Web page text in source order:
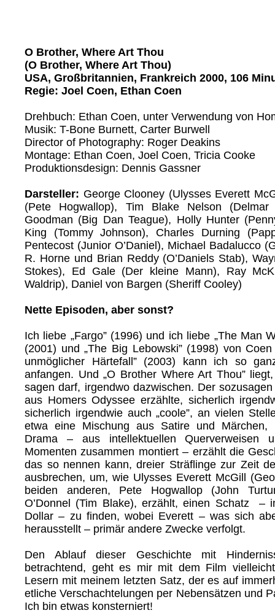
O Brother, Where Art Thou
(O Brother, Where Art Thou)
USA, Großbritannien, Frankreich 2000, 106
Regie: Joel Coen, Ethan Coen
Drehbuch: Ethan Coen, unter Verwendung von
Musik: T-Bone Burnett, Carter Burwell
Director of Photography: Roger Deakins
Montage: Ethan Coen, Joel Coen, Tricia Cooke
Produktionsdesign: Dennis Gassner
Darsteller: George Clooney (Ulysses Everett
(Pete Hogwallop), Tim Blake Nelson (Delmar
Goodman (Big Dan Teague), Holly Hunter
King (Tommy Johnson), Charles Durning
Pentecost (Junior O’Daniel), Michael Badalucco
R. Horne und Brian Reddy (O’Daniels Stab),
Stokes), Ed Gale (Der kleine Mann), Ray
Waldrip), Daniel von Bargen (Sheriff Cooley)
Nette Episoden, aber sonst?
Ich liebe „Fargo” (1996) und ich liebe „The Man
(2001) und „The Big Lebowski” (1998) von
unmöglicher Härtefall” (2003) kann ich so
anfangen. Und „O Brother Where Art Thou”
sagen darf, irgendwo dazwischen. Der
aus Homers Odyssee erzählte, sicherlich
sicherlich irgendwie auch „coole”, an vielen
etwa eine Mischung aus Satire und Märchen,
Drama – aus intellektuellen Querverweisen
Momenten zusammen montiert – erzählt die
das so nennen kann, dreier Sträflinge zur Zeit
ausbrechen, um, wie Ulysses Everett McGill
beiden anderen, Pete Hogwallop (John
O’Donnel (Tim Blake), erzählt, einen Schatz –
Dollar – zu finden, wobei Everett – was sich
herausstellt – primär andere Zwecke verfolgt.
Den Ablauf dieser Geschichte mit
betrachtend, geht es mir mit dem Film
Lesern mit meinem letzten Satz, der es auf
etliche Verschachtelungen per Nebensätzen und
Ich bin etwas konsterniert!